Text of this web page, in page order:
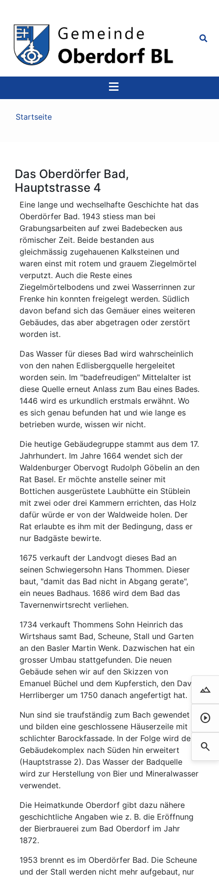
landscape
Film
play_circle
search
Pfadnavigation
Startseite
Das Oberdörfer Bad,
Hauptstrasse 4
Eine lange und wechselhafte Geschichte hat das
Oberdörfer Bad. 1943 stiess man bei
Grabungsarbeiten auf zwei Badebecken aus
römischer Zeit. Beide bestanden aus
gleichmässig zugehauenen Kalksteinen und
waren einst mit rotem und grauem Ziegelmörtel
verputzt. Auch die Reste eines
Ziegelmörtelbodens und zwei Wasserrinnen zur
Frenke hin konnten freigelegt werden. Südlich
davon befand sich das Gemäuer eines weiteren
Gebäudes, das aber abgetragen oder zerstört
worden ist.
Das Wasser für dieses Bad wird wahrscheinlich
von den nahen Edlisbergquelle hergeleitet
worden sein. Im "badefreudigen" Mittelalter ist
diese Quelle erneut Anlass zum Bau eines Bades.
1446 wird es urkundlich erstmals erwähnt. Wo
es sich genau befunden hat und wie lange es
betrieben wurde, wissen wir nicht.
Die heutige Gebäudegruppe stammt aus dem 17.
Jahrhundert. Im Jahre 1664 wendet sich der
Waldenburger Obervogt Rudolph Göbelin an den
Rat Basel. Er möchte anstelle seiner mit
Bottichen ausgerüstete Laubhütte ein Stüblein
mit zwei oder drei Kammern errichten, das Holz
dafür würde er von der Waldweide holen. Der
Rat erlaubte es ihm mit der Bedingung, dass er
nur Badgäste bewirte.
1675 verkauft der Landvogt dieses Bad an
seinen Schwiegersohn Hans Thommen. Dieser
baut, "damit das Bad nicht in Abgang gerate",
ein neues Badhaus. 1686 wird dem Bad das
Tavernenwirtsrecht verliehen.
1734 verkauft Thommens Sohn Heinrich das
Wirtshaus samt Bad, Scheune, Stall und Garten
an den Basler Martin Wenk. Dazwischen hat ein
grosser Umbau stattgefunden. Die neuen
Gebäude sehen wir auf den Skizzen von
Emanuel Büchel und dem Kupferstich, den David
Herrliberger um 1750 danach angefertigt hat.
Nun sind sie traufständig zum Bach gewendet
und bilden eine geschlossene Häuserzeile mit
schlichter Barockfassade. In der Folge wird der
Gebäudekomplex nach Süden hin erweitert
(Hauptstrasse 2). Das Wasser der Badquelle
wird zur Herstellung von Bier und Mineralwasser
verwendet.
Die Heimatkunde Oberdorf gibt dazu nähere
geschichtliche Angaben wie z. B. die Eröffnung
der Bierbrauerei zum Bad Oberdorf im Jahr
1872.
1953 brennt es im Oberdörfer Bad. Die Scheune
und der Stall werden nicht mehr aufgebaut, nur